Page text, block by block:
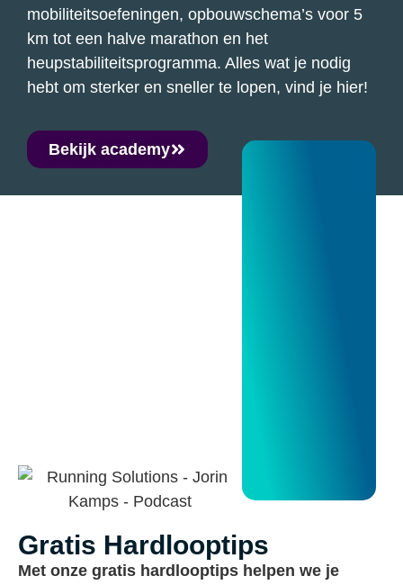
mobiliteitsoefeningen, opbouwschema’s voor 5
km tot een halve marathon en het
heupstabiliteitsprogramma. Alles wat je nodig
hebt om sterker en sneller te lopen, vind je hier!
Bekijk academy
Gratis Hardlooptips
Met onze gratis hardlooptips helpen we je